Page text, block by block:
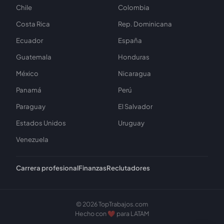
Chile
Colombia
Costa Rica
Rep. Dominicana
Ecuador
España
Guatemala
Honduras
México
Nicaragua
Panamá
Perú
Paraguay
El Salvador
Estados Unidos
Uruguay
Venezuela
Carrera profesionalFinanzasReclutadores
© 2026 TopTrabajos.com
Hecho con ❤️ para LATAM